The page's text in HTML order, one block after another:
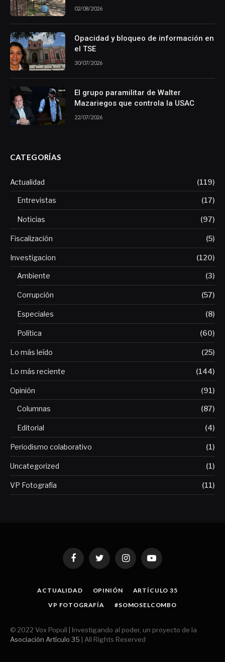
02/08/2026
Opacidad y bloqueo de información en
el TSE
30/07/2026
El grupo paramilitar de Walter
Mazariegos que controla la USAC
22/07/2026
CATEGORÍAS
Actualidad (119)
Entrevistas (17)
Noticias (97)
Fiscalización (5)
Investigacion (120)
Ambiente (3)
Corrupción (57)
Especiales (8)
Política (60)
Lo más leído (25)
Lo más reciente (144)
Opinión (91)
Columnas (87)
Editorial (4)
Periodismo colaborativo (1)
Uncategorized (1)
VP Fotografía (11)
FacebookTwitter InstagramYouTube
ACTUALIDAD OPINIÓN
ARTÍCULO 35
VP FOTOGRAFÍA
#SOMOSELCOMBO
© 2022 Vox Populi | Investigando al poder, un proyecto de la
Asociación Artículo 35 | All Rights Reserved